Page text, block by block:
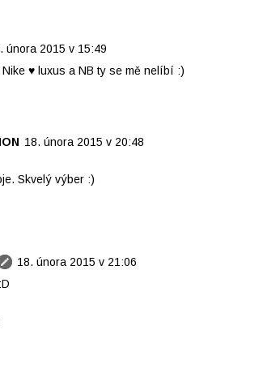
února 2015 v 15:49
♥ luxus a NB ty se mě nelíbí :)
18. února 2015 v 20:48
Skvelý výber :)
18. února 2015 v 21:06